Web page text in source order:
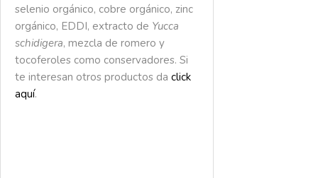
selenio orgánico, cobre orgánico, zinc
orgánico, EDDI, extracto de Yucca
schidigera, mezcla de romero y
tocoferoles como conservadores. Si
te interesan otros productos da click
aquí.